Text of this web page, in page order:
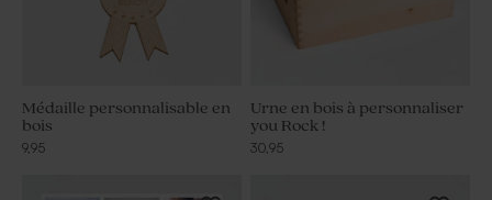
Médaille personnalisable en
bois
9,95
Urne en bois à personnaliser
you Rock !
30,95